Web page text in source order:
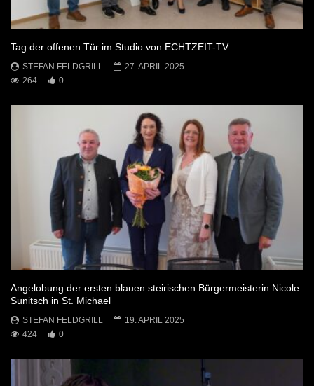
Tag der offenen Tür im Studio von ECHTZEIT-TV
STEFAN FELDGRILL
27. APRIL 2025
264
0
Angelobung der ersten blauen steirischen Bürgermeisterin Nicole
Sunitsch in St. Michael
STEFAN FELDGRILL
19. APRIL 2025
424
0